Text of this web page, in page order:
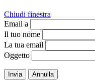
Chiudi finestra
Email a
Il tuo nome
La tua email
Oggetto
Invia Annulla